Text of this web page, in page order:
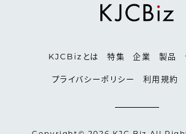
KJCBizとは 特集 企業 製品
プライバシーポリシー 利用規約